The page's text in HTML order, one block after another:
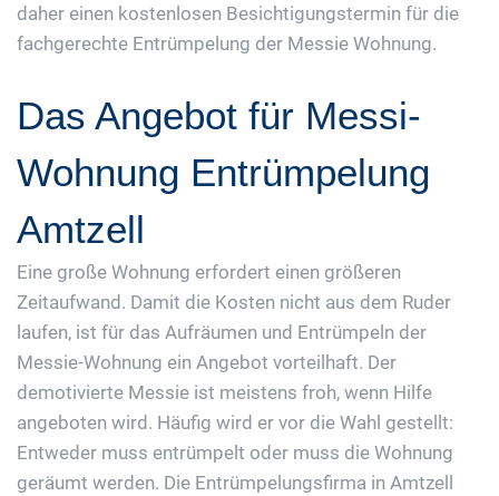
daher einen kostenlosen Besichtigungstermin für die
fachgerechte Entrümpelung der Messie Wohnung.
Das Angebot für Messi-
Wohnung Entrümpelung
Amtzell
Eine große Wohnung erfordert einen größeren
Zeitaufwand. Damit die Kosten nicht aus dem Ruder
laufen, ist für das Aufräumen und Entrümpeln der
Messie-Wohnung ein Angebot vorteilhaft. Der
demotivierte Messie ist meistens froh, wenn Hilfe
angeboten wird. Häufig wird er vor die Wahl gestellt:
Entweder muss entrümpelt oder muss die Wohnung
geräumt werden. Die Entrümpelungsfirma in Amtzell